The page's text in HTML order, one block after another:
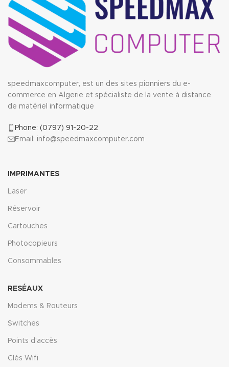
speedmaxcomputer, est un des sites pionniers du e-
commerce en Algerie et spécialiste de la vente à distance
de matériel informatique
Phone: (0797) 91-20-22
Email: info@speedmaxcomputer.com
IMPRIMANTES
Laser
Réservoir
Cartouches
Photocopieurs
Consommables
RESÉAUX
Modems & Routeurs
Switches
Points d'accès
Clés Wifi